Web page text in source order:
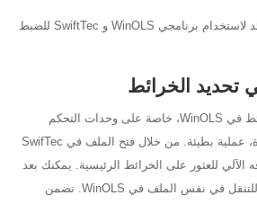
دعنا نلقي نظرة على 3 فوائد لاستخدام برنامجي WinOLS و SwiftTec للضبط
تحديد الخرائط
يمكن أن يكون تحديد الخرائط في WinOLS، خاصة على وحدات التحكم
الإلكترونية الجديدة أو النادرة، عملية بطيئة. من خلال فتح الملف في SwifTec
الآلي للعثور على الخرائط الرئيسية. يمكنك بعد
ذلك استخدام هذه العناوين للتنقل في نفس الملف في WinOLS. تضمن